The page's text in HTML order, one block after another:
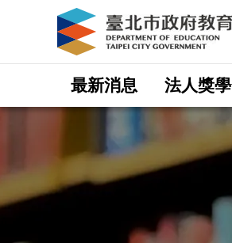
科
友
教
育
網
最新消息 法人獎